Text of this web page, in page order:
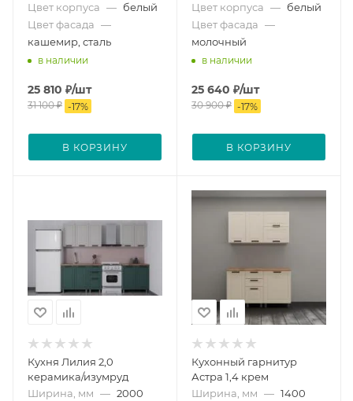
Цвет корпуса — белый
Цвет фасада —
кашемир, сталь
в наличии
25 810 ₽/шт
31 100₽ -17%
В КОРЗИНУ
Цвет корпуса — белый
Цвет фасада —
молочный
в наличии
25 640 ₽/шт
30 900₽ -17%
В КОРЗИНУ
Кухня Лилия 2,0
керамика/изумруд
Ширина, мм — 2000
Кухонный гарнитур
Астра 1,4 крем
Ширина, мм — 1400